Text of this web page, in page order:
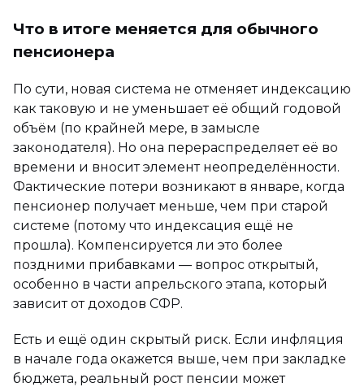
Что в итоге меняется для обычного
пенсионера
По сути, новая система не отменяет индексацию
как таковую и не уменьшает её общий годовой
объём (по крайней мере, в замысле
законодателя). Но она перераспределяет её во
времени и вносит элемент неопределённости.
Фактические потери возникают в январе, когда
пенсионер получает меньше, чем при старой
системе (потому что индексация ещё не
прошла). Компенсируется ли это более
поздними прибавками — вопрос открытый,
особенно в части апрельского этапа, который
зависит от доходов СФР.
Есть и ещё один скрытый риск. Если инфляция
в начале года окажется выше, чем при закладке
бюджета, реальный рост пенсии может